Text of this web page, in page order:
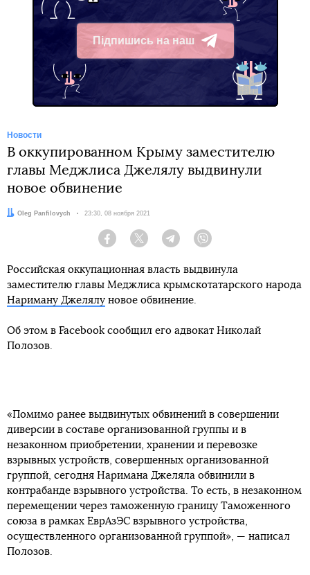
Підпишись на наш
Telegram
Новости
В оккупированном Крыму заместителю
главы Меджлиса Джелялу выдвинули
новое обвинение
Автор:
Oleg Panfilovych Дата:
23:30, 08 ноября 2021
Facebook Twitter Telegram
Российская оккупационная власть выдвинула
заместителю главы Меджлиса крымскотатарского народа
Нариману Джелялу новое обвинение.
Об этом в Facebook сообщил его адвокат Николай
Полозов.
«Помимо ранее выдвинутых обвинений в совершении
диверсии в составе организованной группы и в
незаконном приобретении, хранении и перевозке
взрывных устройств, совершенных организованной
группой, сегодня Наримана Джеляла обвинили в
контрабанде взрывного устройства. То есть, в незаконном
перемещении через таможенную границу Таможенного
союза в рамках ЕврАзЭС взрывного устройства,
осуществленного организованной группой», — написал
Полозов.